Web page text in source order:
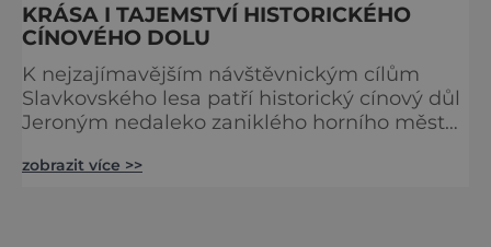
KRÁSA I TAJEMSTVÍ HISTORICKÉHO
CÍNOVÉHO DOLU
K nejzajímavějším návštěvnickým cílům
Slavkovského lesa patří historický cínový důl
Jeroným nedaleko zaniklého horního města
středověku. Národní kulturní památka je
zobrazit více >>